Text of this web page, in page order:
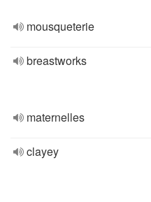
mousqueterie
breastworks
maternelles
clayey